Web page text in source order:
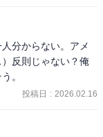
るとは思っていた
もなく、これで退
ヴェンジャーがラ
分からない。アメ
反則じゃない？俺
。
投稿日 : 2026.02.16